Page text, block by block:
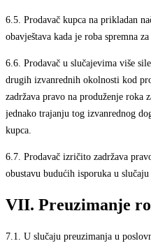
6.5. Prodavač kupca na prikladan
obavještava kada je roba spremna za
6.6. Prodavač u slučajevima više
drugih izvanrednih okolnosti kod
zadržava pravo na produženje roka
jednako trajanju tog izvanrednog
kupca.
6.7. Prodavač izričito zadržava
obustavu budućih isporuka u
VII. Preuzimanje
7.1. U slučaju preuzimanja u